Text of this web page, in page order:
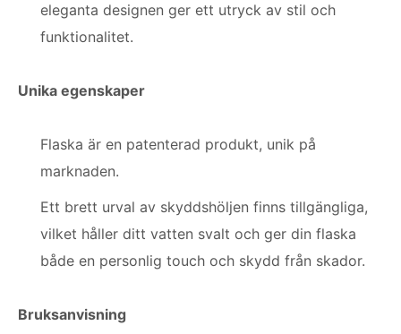
eleganta designen ger ett utryck av stil och
funktionalitet.
Unika egenskaper
Flaska är en patenterad produkt, unik på
marknaden.
Ett brett urval av skyddshöljen finns tillgängliga,
vilket håller ditt vatten svalt och ger din flaska
både en personlig touch och skydd från skador.
Bruksanvisning